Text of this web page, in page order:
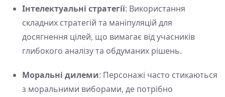
Інтелектуальні стратегії: Використання
складних стратегій та маніпуляцій для
досягнення цілей, що вимагає від учасників
глибокого аналізу та обдуманих рішень.
Моральні дилеми: Персонажі часто стикаються
з моральними виборами, де потрібно